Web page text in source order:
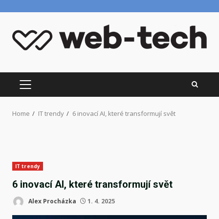
content
PRIMARY
MENU
Home IT trendy 6 inovací AI, které transformují svět
IT trendy
6 inovací AI, které transformují svět
Alex Procházka 1. 4. 2025